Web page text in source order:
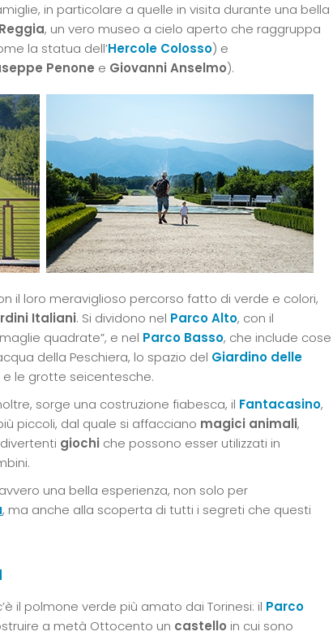
in particolare a quelle in visita durante una bella
, un vero museo a cielo aperto che raggruppa
la statua dell’Hercole Colosso) e
Penone e Giovanni Anselmo).
il loro meraviglioso percorso fatto di verde e colori,
Italiani. Si dividono nel Parco Alto, con il
quadrate”, e nel Parco Basso, che include cose
della Peschiera, lo spazio del Giardino delle
e le grotte seicentesche.
sorge una costruzione fiabesca, il Fantacasino,
piccoli, dal quale si affacciano magici animali,
giochi che possono esser utilizzati in
una bella esperienza, non solo per
, ma anche alla scoperta di tutti i segreti che questi
il polmone verde più amato dai Torinesi: il Parco
a metà Ottocento un castello in cui sono